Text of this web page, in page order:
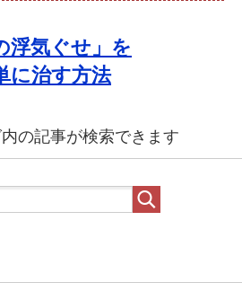
浮気ぐせ」を
に治す方法
の記事が検索できます